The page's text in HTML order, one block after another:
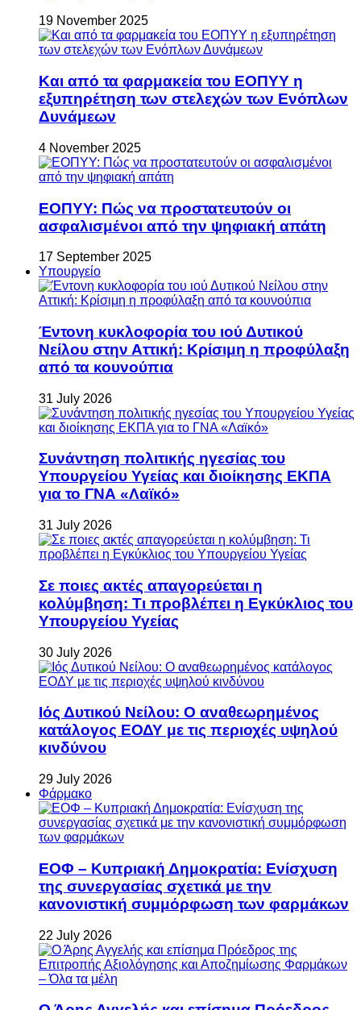
19 November 2025
Και από τα φαρμακεία του ΕΟΠΥΥ η
εξυπηρέτηση των στελεχών των Ενόπλων
Δυνάμεων
4 November 2025
ΕΟΠΥΥ: Πώς να προστατευτούν οι
ασφαλισμένοι από την ψηφιακή απάτη
17 September 2025
Υπουργείο
Έντονη κυκλοφορία του ιού Δυτικού
Νείλου στην Αττική: Κρίσιμη η προφύλαξη
από τα κουνούπια
31 July 2026
Συνάντηση πολιτικής ηγεσίας του
Υπουργείου Υγείας και διοίκησης ΕΚΠΑ
για το ΓΝΑ «Λαϊκό»
31 July 2026
Σε ποιες ακτές απαγορεύεται η
κολύμβηση: Τι προβλέπει η Εγκύκλιος του
Υπουργείου Υγείας
30 July 2026
Ιός Δυτικού Νείλου: Ο αναθεωρημένος
κατάλογος ΕΟΔΥ με τις περιοχές υψηλού
κινδύνου
29 July 2026
Φάρμακο
ΕΟΦ – Κυπριακή Δημοκρατία: Ενίσχυση
της συνεργασίας σχετικά με την
κανονιστική συμμόρφωση των φαρμάκων
22 July 2026